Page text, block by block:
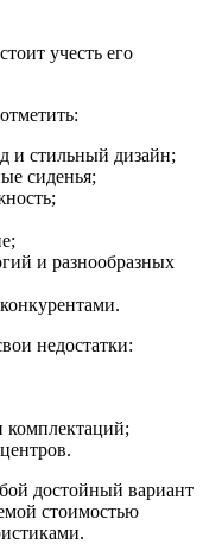
учесть его
и стильный дизайн;
сиденья;
и разнообразных
недостатки:
достойный вариант
стоимостью